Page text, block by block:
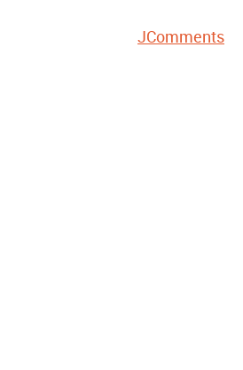
JComments